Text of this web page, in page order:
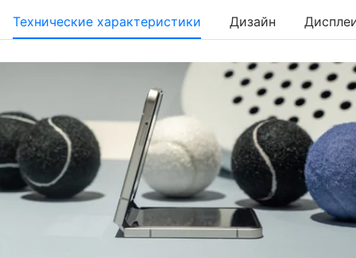
Технические характеристики Дизайн